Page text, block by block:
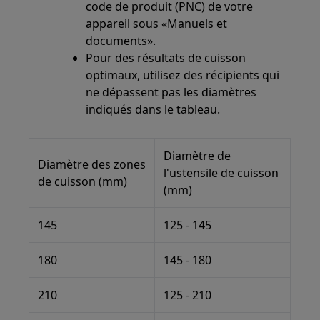
code de produit (PNC) de votre
appareil sous «Manuels et
documents».
Pour des résultats de cuisson
optimaux, utilisez des récipients qui
ne dépassent pas les diamètres
indiqués dans le tableau.
Diamètre des zones
de cuisson (mm)
Diamètre de
l'ustensile de cuisson
(mm)
145 125 - 145
180 145 - 180
210 125 - 210